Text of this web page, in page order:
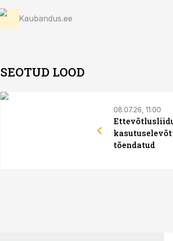
Kaubandus.ee
SEOTUD LOOD
08.07.26, 11:00
tõendatud